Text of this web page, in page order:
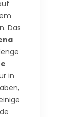
Das
in